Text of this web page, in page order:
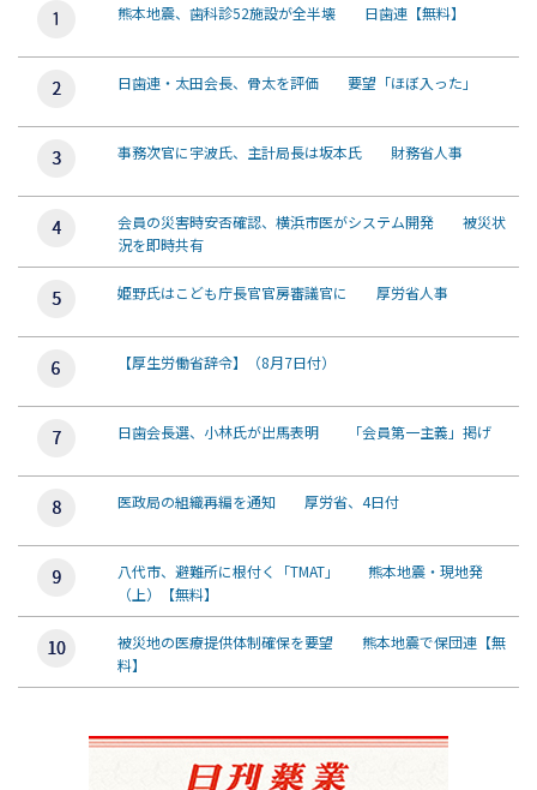
熊本地震、歯科診52施設が全半壊 日歯連【無料】
日歯連・太田会長、骨太を評価 要望「ほぼ入った」
事務次官に宇波氏、主計局長は坂本氏 財務省人事
会員の災害時安否確認、横浜市医がシステム開発 被災状
況を即時共有
姫野氏はこども庁長官官房審議官に 厚労省人事
【厚生労働省辞令】（8月7日付）
日歯会長選、小林氏が出馬表明 「会員第一主義」掲げ
医政局の組織再編を通知 厚労省、4日付
八代市、避難所に根付く「TMAT」 熊本地震・現地発
（上）【無料】
被災地の医療提供体制確保を要望 熊本地震で保団連【無
料】